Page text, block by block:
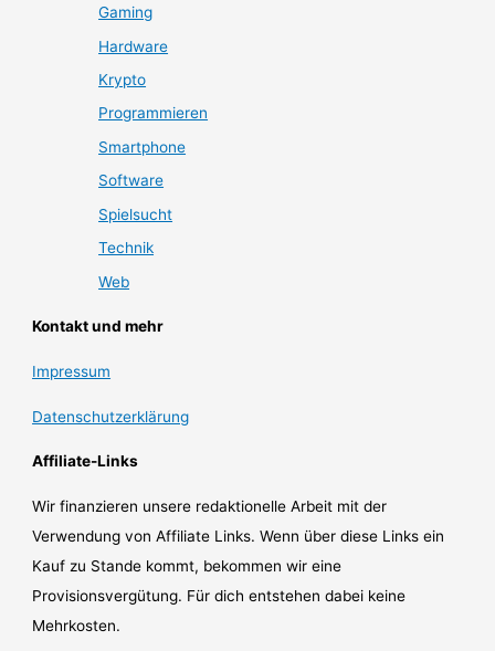
Gaming
Hardware
Krypto
Programmieren
Smartphone
Software
Spielsucht
Technik
Web
Kontakt und mehr
Impressum
Datenschutzerklärung
Affiliate-Links
Wir finanzieren unsere redaktionelle Arbeit mit der
Verwendung von Affiliate Links. Wenn über diese Links ein
Kauf zu Stande kommt, bekommen wir eine
Provisionsvergütung. Für dich entstehen dabei keine
Mehrkosten.